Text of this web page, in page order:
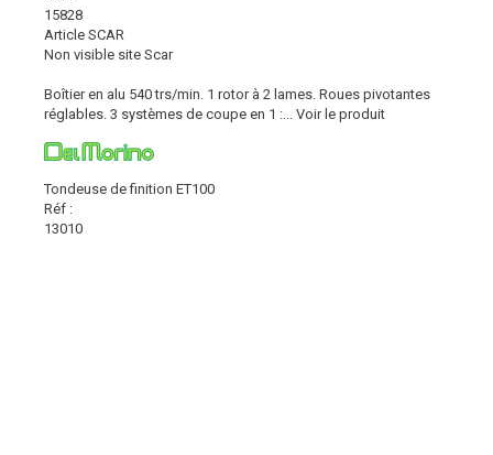
15828
Article SCAR
Non visible site Scar
Boîtier en alu 540 trs/min. 1 rotor à 2 lames. Roues pivotantes
réglables. 3 systèmes de coupe en 1 :...
Voir le produit
Tondeuse de finition ET100
Réf :
13010